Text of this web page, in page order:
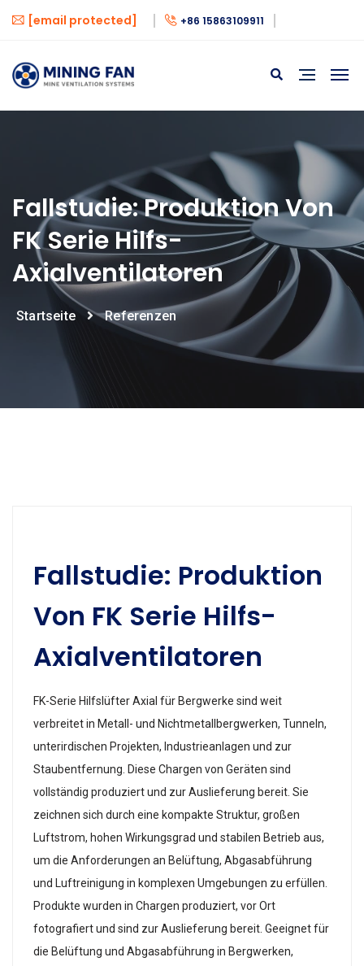
[email protected] +86 15863109911
Fallstudie: Produktion Von
FK Serie Hilfs-
Axialventilatoren
Startseite Referenzen
Fallstudie: Produktion
Von FK Serie Hilfs-
Axialventilatoren
FK-Serie Hilfslüfter Axial für Bergwerke sind weit
verbreitet in Metall- und Nichtmetallbergwerken, Tunneln,
unterirdischen Projekten, Industrieanlagen und zur
Staubentfernung. Diese Chargen von Geräten sind
vollständig produziert und zur Auslieferung bereit. Sie
zeichnen sich durch eine kompakte Struktur, großen
Luftstrom, hohen Wirkungsgrad und stabilen Betrieb aus,
um die Anforderungen an Belüftung, Abgasabführung
und Luftreinigung in komplexen Umgebungen zu erfüllen.
Produkte wurden in Chargen produziert, vor Ort
fotografiert und sind zur Auslieferung bereit. Geeignet für
die Belüftung und Abgasabführung in Bergwerken,